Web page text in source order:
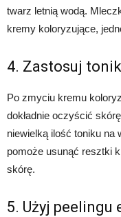
twarz letnią wodą.
kremy koloryzujące,
4. Zastosuj tonik
Po zmyciu kremu
dokładnie oczyścić
niewielką ilość toniku na
pomoże usunąć resztki
skórę.
5. Użyj peelingu